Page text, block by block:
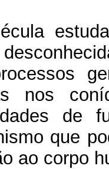
nos
de
que
ao corpo